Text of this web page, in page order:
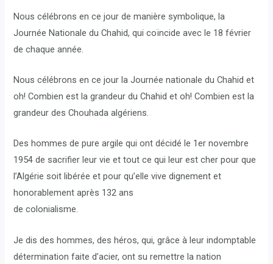
Nous célébrons en ce jour de manière symbolique, la
Journée Nationale du Chahid, qui coïncide avec le 18 février
de chaque année.
Nous célébrons en ce jour la Journée nationale du Chahid et
oh! Combien est la grandeur du Chahid et oh! Combien est la
grandeur des Chouhada algériens.
Des hommes de pure argile qui ont décidé le 1er novembre
1954 de sacrifier leur vie et tout ce qui leur est cher pour que
l’Algérie soit libérée et pour qu’elle vive dignement et
honorablement après 132 ans
de colonialisme.
Je dis des hommes, des héros, qui, grâce à leur indomptable
détermination faite d’acier, ont su remettre la nation